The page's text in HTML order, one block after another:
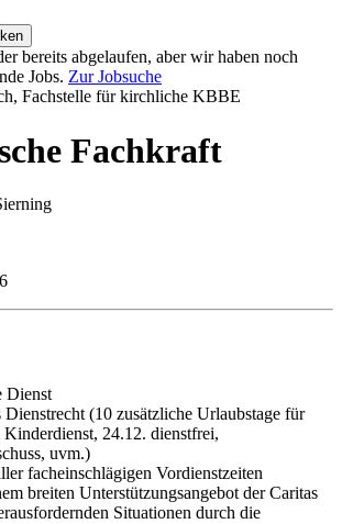
bereits abgelaufen, aber wir haben noch
Jobs. Zur Jobsuche
Fachstelle für kirchliche KBBE
Fachkraft
Dienst
(10 zusätzliche Urlaubstage für
24.12. dienstfrei,
uvm.)
facheinschlägigen Vordienstzeiten
breiten Unterstützungsangebot der Caritas
Situationen durch die